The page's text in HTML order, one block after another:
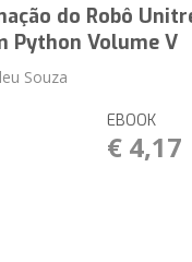
do Robô
Python Volume V
Souza
EBOOK
€ 4,17